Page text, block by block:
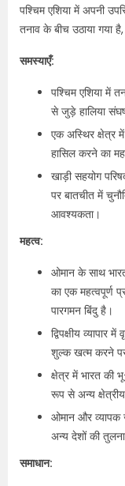
पश्चिम एशिया में अपनी
तनाव के बीच उठाया गया
समस्याएँ:
पश्चिम एशिया में
से जुड़े हालिया
एक अस्थिर क्षेत्र
हासिल करने का
खाड़ी सहयोग
पर बातचीत में
आवश्यकता।
महत्व:
ओमान के साथ
का एक महत्वपूर्ण
पारगमन बिंदु है।
द्विपक्षीय व्यापार
शुल्क खत्म करने
क्षेत्र में भारत की
रूप से अन्य
ओमान और व्यापक
अन्य देशों की
समाधान: